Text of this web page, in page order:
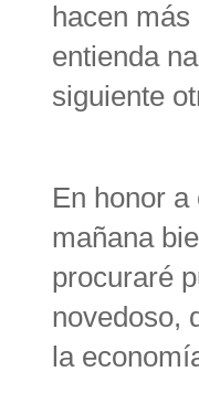
hacen
entienda
siguiente
En honor
mañana
procuraré
novedoso,
la